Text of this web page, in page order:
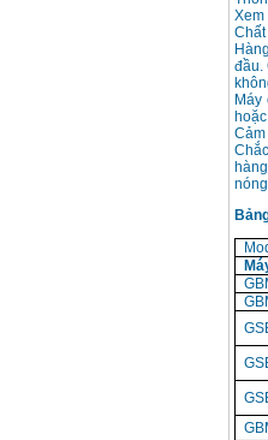
Xem
đầu.